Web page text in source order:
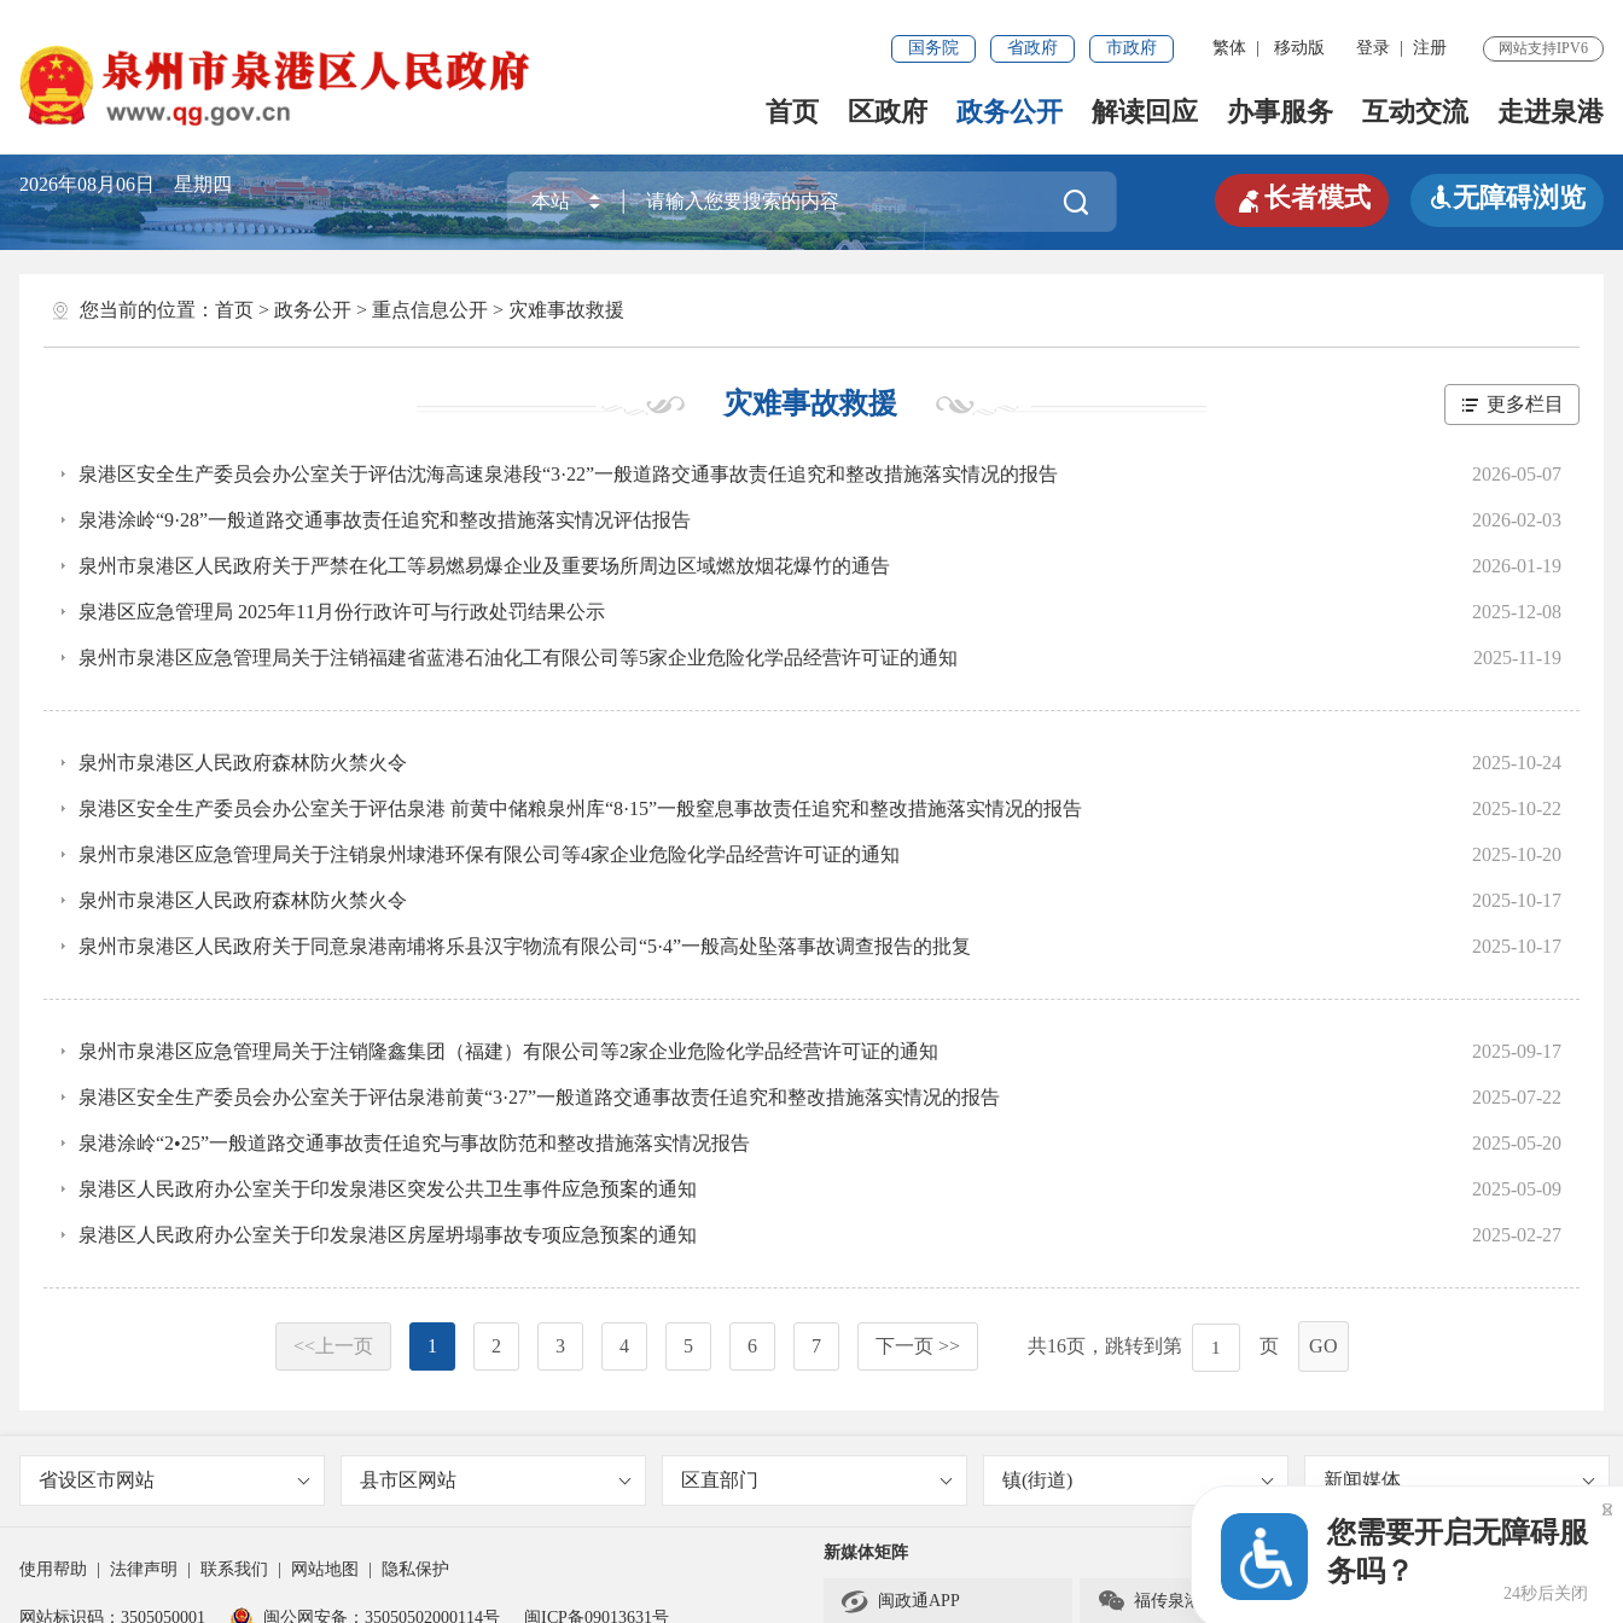
国务院 省政府 市政府 繁体 移动版 登录 注册 网站支持IPV6
首页 区政府 政务公开 解读回应 办事服务 互动交流 走进泉港
2026年08月06日 星期四
 长者模式 无障碍浏览
您当前的位置： 首页 > 政务公开 > 重点信息公开 > 灾难事故救援
灾难事故救援 更多栏目
2026-05-07
泉港区安全生产委员会办公室关于评估沈海高速泉港段“3·22”一般道路交通事故责任追究和整改措施落实情况的报告
2026-02-03
泉港涂岭“9·28”一般道路交通事故责任追究和整改措施落实情况评估报告
2026-01-19
泉州市泉港区人民政府关于严禁在化工等易燃易爆企业及重要场所周边区域燃放烟花爆竹的通告
2025-12-08
泉港区应急管理局 2025年11月份行政许可与行政处罚结果公示
2025-11-19
泉州市泉港区应急管理局关于注销福建省蓝港石油化工有限公司等5家企业危险化学品经营许可证的通知
2025-10-24
泉州市泉港区人民政府森林防火禁火令
2025-10-22
泉港区安全生产委员会办公室关于评估泉港 前黄中储粮泉州库“8·15”一般窒息事故责任追究和整改措施落实情况的报告
2025-10-20
泉州市泉港区应急管理局关于注销泉州埭港环保有限公司等4家企业危险化学品经营许可证的通知
2025-10-17
泉州市泉港区人民政府森林防火禁火令
2025-10-17
泉州市泉港区人民政府关于同意泉港南埔将乐县汉宇物流有限公司“5·4”一般高处坠落事故调查报告的批复
2025-09-17
泉州市泉港区应急管理局关于注销隆鑫集团（福建）有限公司等2家企业危险化学品经营许可证的通知
2025-07-22
泉港区安全生产委员会办公室关于评估泉港前黄“3·27”一般道路交通事故责任追究和整改措施落实情况的报告
2025-05-20
泉港涂岭“2•25”一般道路交通事故责任追究与事故防范和整改措施落实情况报告
2025-05-09
泉港区人民政府办公室关于印发泉港区突发公共卫生事件应急预案的通知
2025-02-27
泉港区人民政府办公室关于印发泉港区房屋坍塌事故专项应急预案的通知
<<上一页 1 2 3 4 5 6 7 下一页 >> 共16页，跳转到第 页 GO
省设区市网站 县市区网站 区直部门 镇(街道) 新闻媒体
使用帮助 法律声明 联系我们 网站地图 隐私保护
网站标识码：3505050001 闽公网安备：35050502000114号 闽ICP备09013631号
新媒体矩阵
 闽政通APP  福传泉港
您需要开启无障碍服
务吗？
23秒后关闭
